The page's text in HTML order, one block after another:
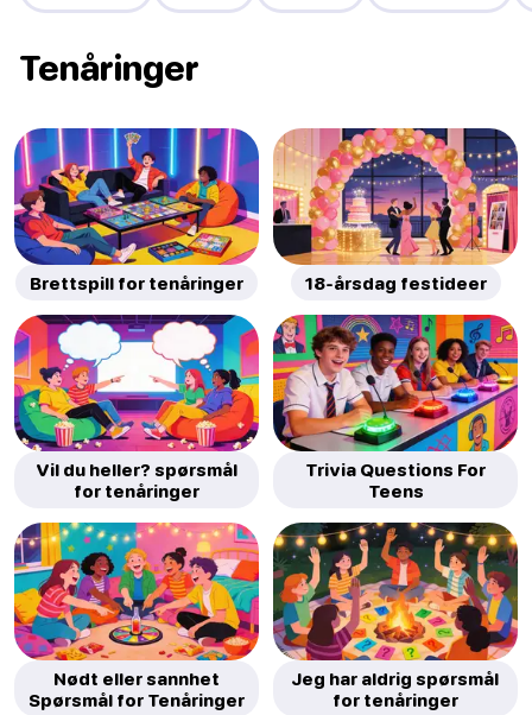
Tenåringer
Brettspill for tenåringer 18-årsdag festideer
Vil du heller? spørsmål
for tenåringer
Trivia Questions For
Teens
Nødt eller sannhet
Spørsmål for Tenåringer
Jeg har aldrig spørsmål
for tenåringer